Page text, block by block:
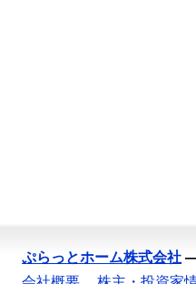
ぷらっとホーム株式会社